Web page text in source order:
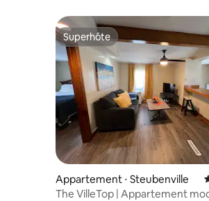
Superhôte
Superhôte
Appartement ⋅ Steubenville
The VilleTop | Appartement